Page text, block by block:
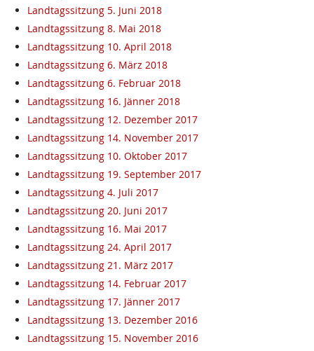
Landtagssitzung 5. Juni 2018
Landtagssitzung 8. Mai 2018
Landtagssitzung 10. April 2018
Landtagssitzung 6. März 2018
Landtagssitzung 6. Februar 2018
Landtagssitzung 16. Jänner 2018
Landtagssitzung 12. Dezember 2017
Landtagssitzung 14. November 2017
Landtagssitzung 10. Oktober 2017
Landtagssitzung 19. September 2017
Landtagssitzung 4. Juli 2017
Landtagssitzung 20. Juni 2017
Landtagssitzung 16. Mai 2017
Landtagssitzung 24. April 2017
Landtagssitzung 21. März 2017
Landtagssitzung 14. Februar 2017
Landtagssitzung 17. Jänner 2017
Landtagssitzung 13. Dezember 2016
Landtagssitzung 15. November 2016